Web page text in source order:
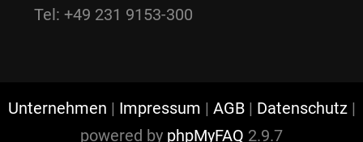
Tel: +49 231 9153-300
Unternehmen | Impressum | AGB | Datenschutz|
powered by phpMyFAQ 2.9.7